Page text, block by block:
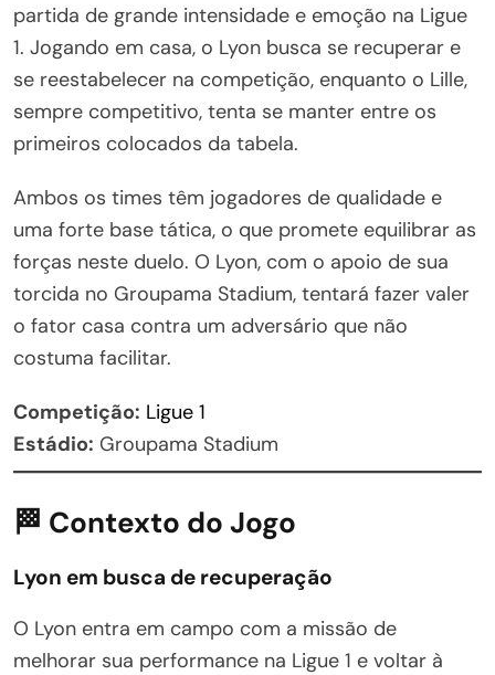
partida de grande intensidade e emoção na Ligue
1. Jogando em casa, o Lyon busca se recuperar e
se reestabelecer na competição, enquanto o Lille,
sempre competitivo, tenta se manter entre os
primeiros colocados da tabela.
Ambos os times têm jogadores de qualidade e
uma forte base tática, o que promete equilibrar as
forças neste duelo. O Lyon, com o apoio de sua
torcida no Groupama Stadium, tentará fazer valer
o fator casa contra um adversário que não
costuma facilitar.
Competição: Ligue 1
Estádio: Groupama Stadium
🏁 Contexto do Jogo
Lyon em busca de recuperação
O Lyon entra em campo com a missão de
melhorar sua performance na Ligue 1 e voltar à